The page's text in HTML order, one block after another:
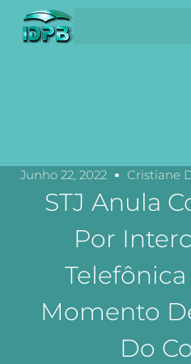
Junho 22, 2022 Cristiane
STJ Anula
Por
Momento
Do